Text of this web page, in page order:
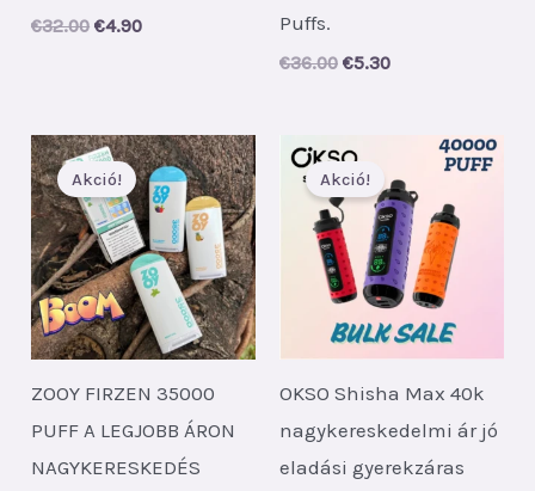
€32.00 Original
€4.90Current
Puffs.
€36.00 Original
€5.30Current
Akció!
ZOOY FIRZEN 35000
PUFF A LEGJOBB ÁRON
NAGYKERESKEDÉS
Akció!
OKSO Shisha Max 40k
nagykereskedelmi ár jó
eladási gyerekzáras